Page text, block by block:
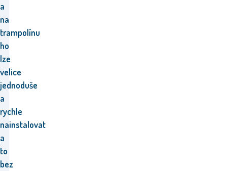
a
na
trampolínu
ho
lze
velice
jednoduše
a
rychle
nainstalovat
a
to
bez